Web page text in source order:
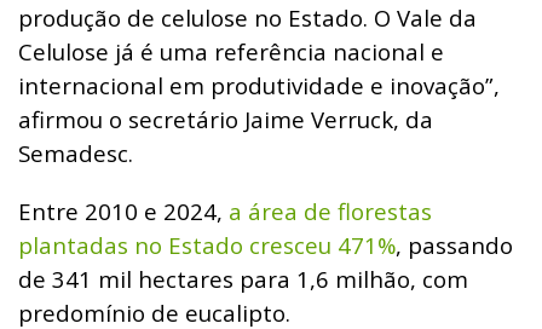
produção de celulose no Estado. O Vale da
Celulose já é uma referência nacional e
internacional em produtividade e inovação”,
afirmou o secretário Jaime Verruck, da
Semadesc.
Entre 2010 e 2024, a área de florestas
plantadas no Estado cresceu 471%, passando
de 341 mil hectares para 1,6 milhão, com
predomínio de eucalipto.